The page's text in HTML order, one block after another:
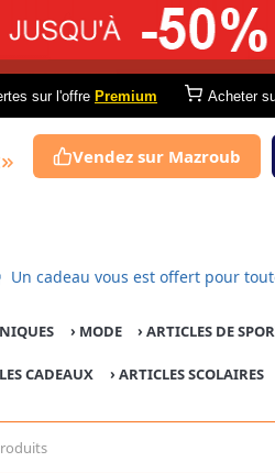
sur l'offre Premium Acheter
Vendez sur Mazroub
Un cadeau vous est offert pour
› MODE ›ARTICLES DE
CADEAUX › ARTICLES SCOLAIRES